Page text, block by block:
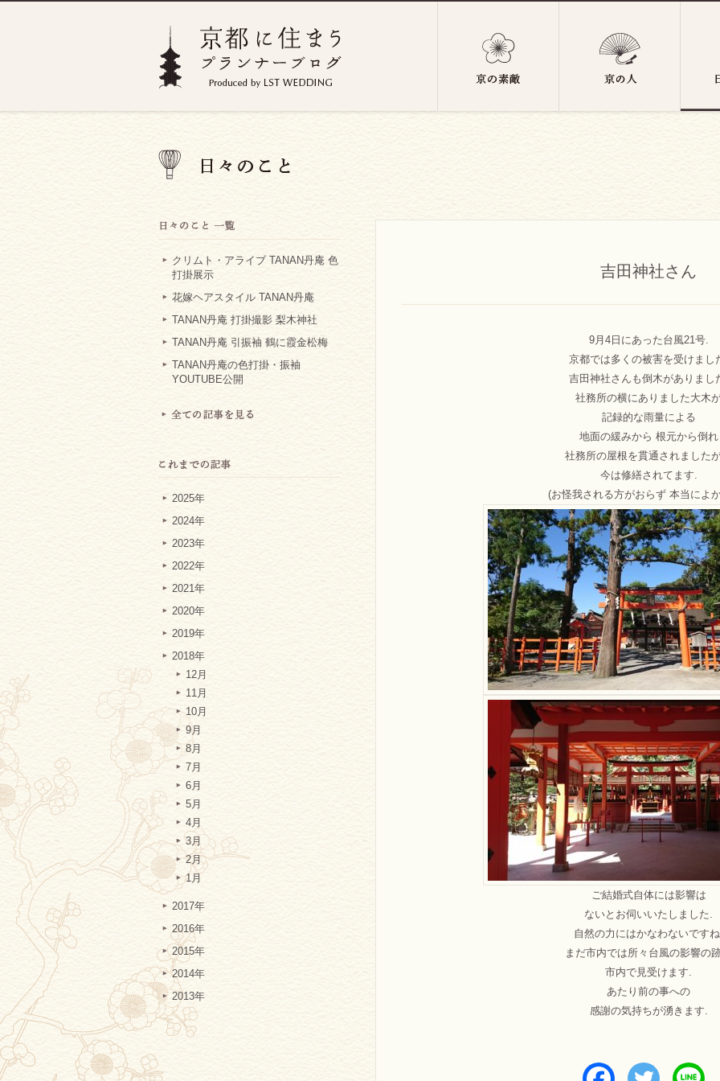
クリムト・アライブ TANAN丹庵 色
打掛展示
花嫁ヘアスタイル TANAN丹庵
TANAN丹庵 打掛撮影 梨木神社
TANAN丹庵 引振袖 鶴に霞金松梅
TANAN丹庵の色打掛・振袖
YOUTUBE公開
2025年
2024年
2023年
2022年
2021年
2020年
2019年
2018年
12月
11月
10月
9月
8月
7月
6月
5月
4月
3月
2月
1月
2017年
2016年
2015年
2014年
2013年
吉田神社さん
9月4日にあった台風21号.
京都では多くの被害を受けまし
吉田神社さんも倒木がありまし
社務所の横にありました大木
記録的な雨量による
地面の緩みから 根元から倒れ
社務所の屋根を貫通されました
今は修繕されてます.
(お怪我される方がおらず 本当によ
ご結婚式自体には影響は
ないとお伺いいたしました.
自然の力にはかなわないです
まだ市内では所々台風の影響の
市内で見受けます.
あたり前の事への
感謝の気持ちが湧きます.